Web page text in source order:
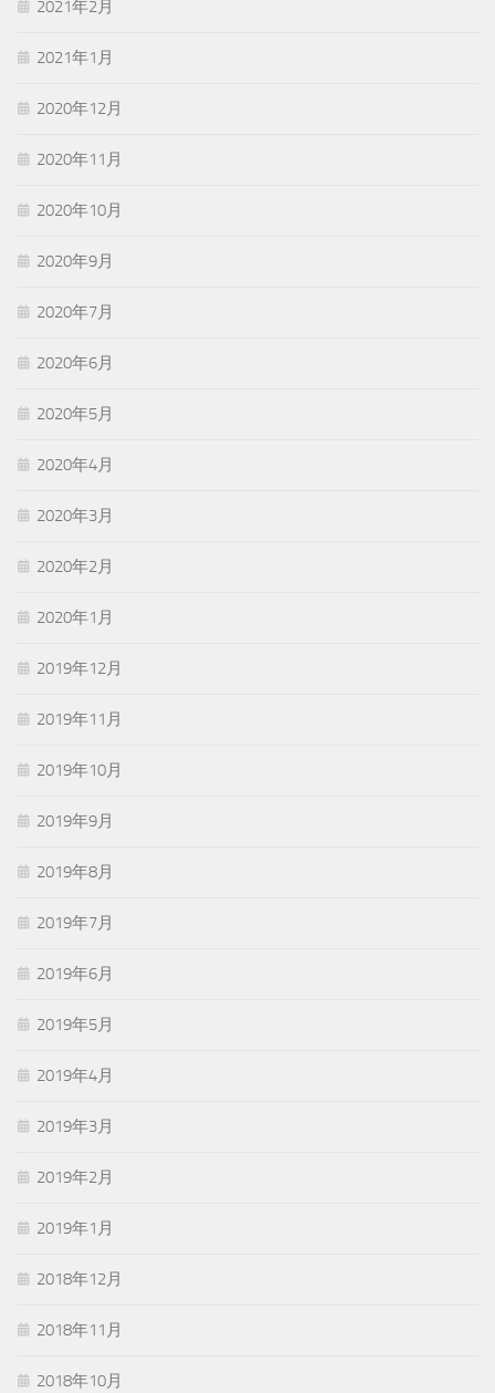
2021年2月
2021年1月
2020年12月
2020年11月
2020年10月
2020年9月
2020年7月
2020年6月
2020年5月
2020年4月
2020年3月
2020年2月
2020年1月
2019年12月
2019年11月
2019年10月
2019年9月
2019年8月
2019年7月
2019年6月
2019年5月
2019年4月
2019年3月
2019年2月
2019年1月
2018年12月
2018年11月
2018年10月